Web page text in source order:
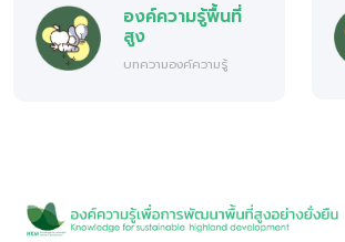
องค์ความรู้พื้นที่
สูง
บทความองค์ความรู้